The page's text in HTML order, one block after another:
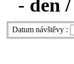
- den
Datum návštěvy :